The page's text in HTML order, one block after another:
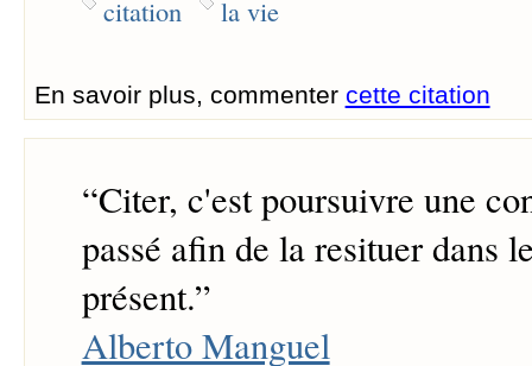
citation la vie
En savoir plus, commenter cette citation
“Citer, c'est poursuivre une
passé afin de la resituer dans
présent.”
Alberto Manguel